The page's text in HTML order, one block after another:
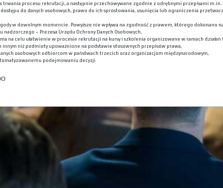
trwania procesu rekrutacji, a następnie przechowywane zgodnie z odrębnymi przepisami
do danych osobowych, prawo do ich sprostowania, usunięcia lub ograniczenia
w dowolnym momencie. Powyższe nie wpływa na zgodność z prawem, którego
– Prezesa Urzędu Ochrony Danych Osobowych,
na celu ułatwienie w procesie rekrutacji na kursy i szkolenia organizowane w ramach działań
niż podmioty upoważnione na podstawie stosownych przepisów prawa,
osobowych odbiorcom w państwach trzecich oraz organizacjom międzynarodowym,
podejmowaniu decyzji